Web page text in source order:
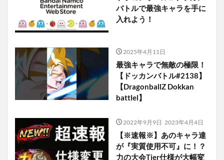
バトルで最強キャラを手に
入れよう！
2025年4月11日
最強キャラで無敵の極限！
【ドッカンバトル#2138】
【DragonballZ Dokkan
battlel】
2022年9月9日 2023年4月4日
【※速報※】あのキャラ達
が『実質使用不可』に！？
力の大会Tier仕様が大幅変